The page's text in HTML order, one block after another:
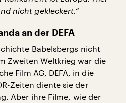
nicht gekleckert.“
an der DEFA
Babelsbergs nicht
Zweiten Weltkrieg war die
Film AG, DEFA, in die
Zeiten diente sie der
Aber ihre Filme, wie der